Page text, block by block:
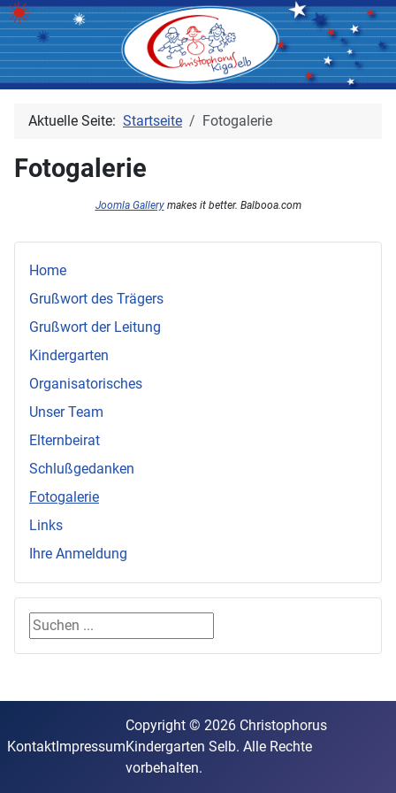
Home
Grußwort des Trägers
Grußwort der Leitung
Kindergarten
Organisatorisches
Unser Team
Elternbeirat
Schlußgedanken
Fotogalerie
Links
Ihre Anmeldung
Suchen ...
Aktuelle Seite: Startseite Fotogalerie
Fotogalerie
Joomla Gallerymakes it better. Balbooa.com
KontaktImpressum
Copyright © 2026 Christophorus
Kindergarten Selb. Alle Rechte
vorbehalten.